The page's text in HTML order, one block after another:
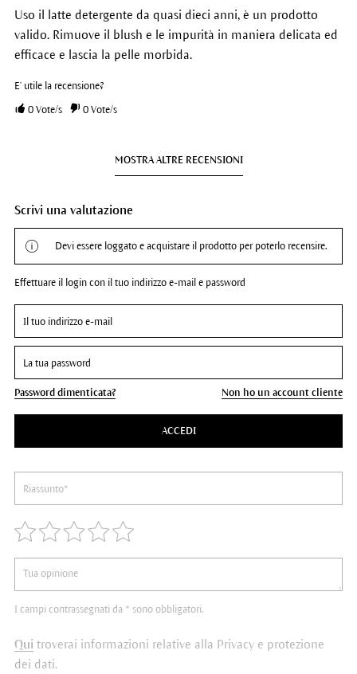
Uso il latte detergente da quasi dieci anni, è un prodotto
valido. Rimuove il blush e le impurità in maniera delicata ed
efficace e lascia la pelle morbida.
E' utile la recensione?
0Vote/s 0Vote/s
MOSTRA ALTRE RECENSIONI
Scrivi una valutazione
Devi essere loggato e acquistare il prodotto per poterlo recensire.
Effettuare il login con il tuo indirizzo e-mail e password
Password dimenticata? Non ho un account cliente
ACCEDI
I campi contrassegnati da * sono obbligatori.
Qui troverai informazioni relative alla Privacy e protezione
dei dati.